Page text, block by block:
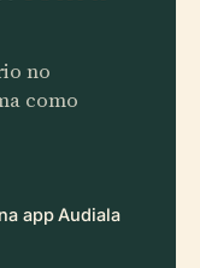
no
como
app Audiala